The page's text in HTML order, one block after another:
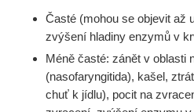
Časté (mohou se objevit až
zvýšení hladiny enzymů v
Méně časté: zánět v oblasti
(nasofaryngitida), kašel,
chuť k jídlu), pocit na